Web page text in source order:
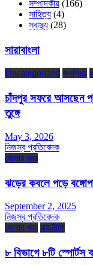
সম্পাদকীয় (166)
সাহিত্য (4)
স্বাস্থ্য (28)
সারাবাংলা
Uncategorized জনপ্রিয়
চাঁদপুর সফরে আসছেন
তুঙ্গে
May 3, 2026
নিজস্ব প্রতিবেদক
জেলার খবর
ঝড়ের কবলে পড়ে
September 2, 2025
নিজস্ব প্রতিবেদক
জেলার খবর রাজনীতি
৮ বিভাগে ৮টি স্পোর্টস